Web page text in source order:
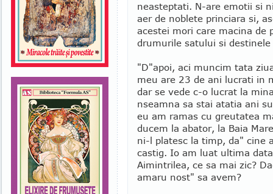
neasteptati. N-are emotii si
aer de noblete princiara si,
acestei mori care macina de
drumurile satului si
"D"apoi, aci muncim tata
meu are 23 de ani lucrati in
dar se vede c-o lucrat la
nseamna sa stai atatia ani
eu am ramas cu greutatea
ducem la abator, la Baia
ni-l platesc la timp, da" cine
castig. Io am luat ultima
Aimintrilea, ce sa mai zic?
amaru nost" sa avem?